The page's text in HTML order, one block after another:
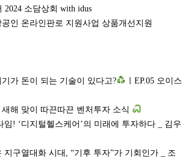
소담상회 with idus
인 온라인판로 지원사업 상품개선지원
가 돈이 되는 기술이 있다고?
ㅣEP.05 오이스
해 맞이 따끈따끈 벤처투자 소식
임! ‘디지털헬스케어’의 미래에 투자하다 _ 김우
지구열대화 시대, “기후 투자”가 기회인가 _ 조